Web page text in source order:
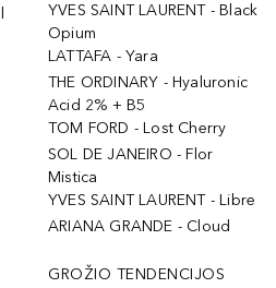
YVES SAINT LAURENT - Black
Opium
LATTAFA - Yara
THE ORDINARY - Hyaluronic
Acid 2% + B5
TOM FORD - Lost Cherry
SOL DE JANEIRO - Flor
Mistica
YVES SAINT LAURENT - Libre
ARIANA GRANDE - Cloud
GROŽIO TENDENCIJOS